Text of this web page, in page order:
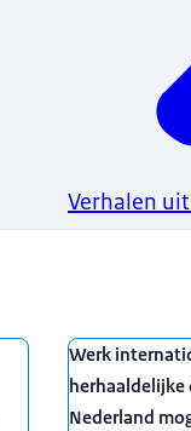
Verhalen
Werk
herhaaldelijke
Nederland